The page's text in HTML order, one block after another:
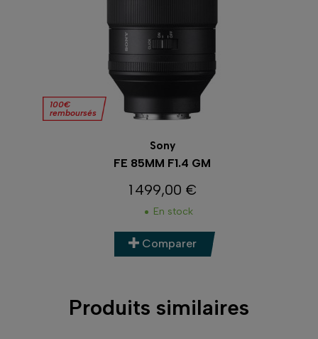
100€
remboursés
Sony
FE 85MM F1.4 GM
Prix
1 499,00 €
En stock
Comparer
Produits similaires